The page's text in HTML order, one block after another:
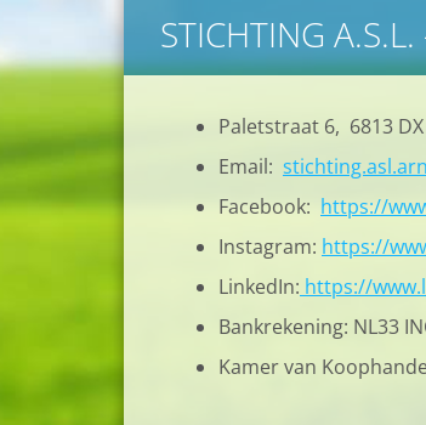
STICHTING
Paletstraat 6, 6813
Email:
Facebook: https://
Instagram: https://
LinkedIn: https://
Bankrekening: NL33
Kamer van